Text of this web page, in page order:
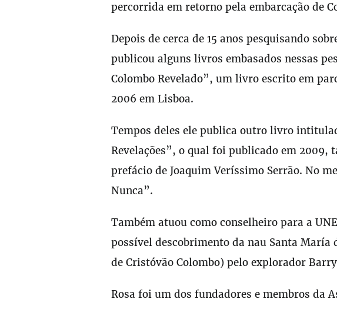
percorrida em retorno pela embarcação de
Depois de cerca de 15 anos pesquisando
publicou alguns livros embasados nessas
Colombo Revelado”, um livro escrito em
2006 em Lisboa.
Tempos deles ele publica outro livro
Revelações”, o qual foi publicado em 2009,
prefácio de Joaquim Veríssimo Serrão. No
Nunca”.
Também atuou como conselheiro para a
possível descobrimento da nau Santa María
de Cristóvão Colombo) pelo explorador
Rosa foi um dos fundadores e membros da